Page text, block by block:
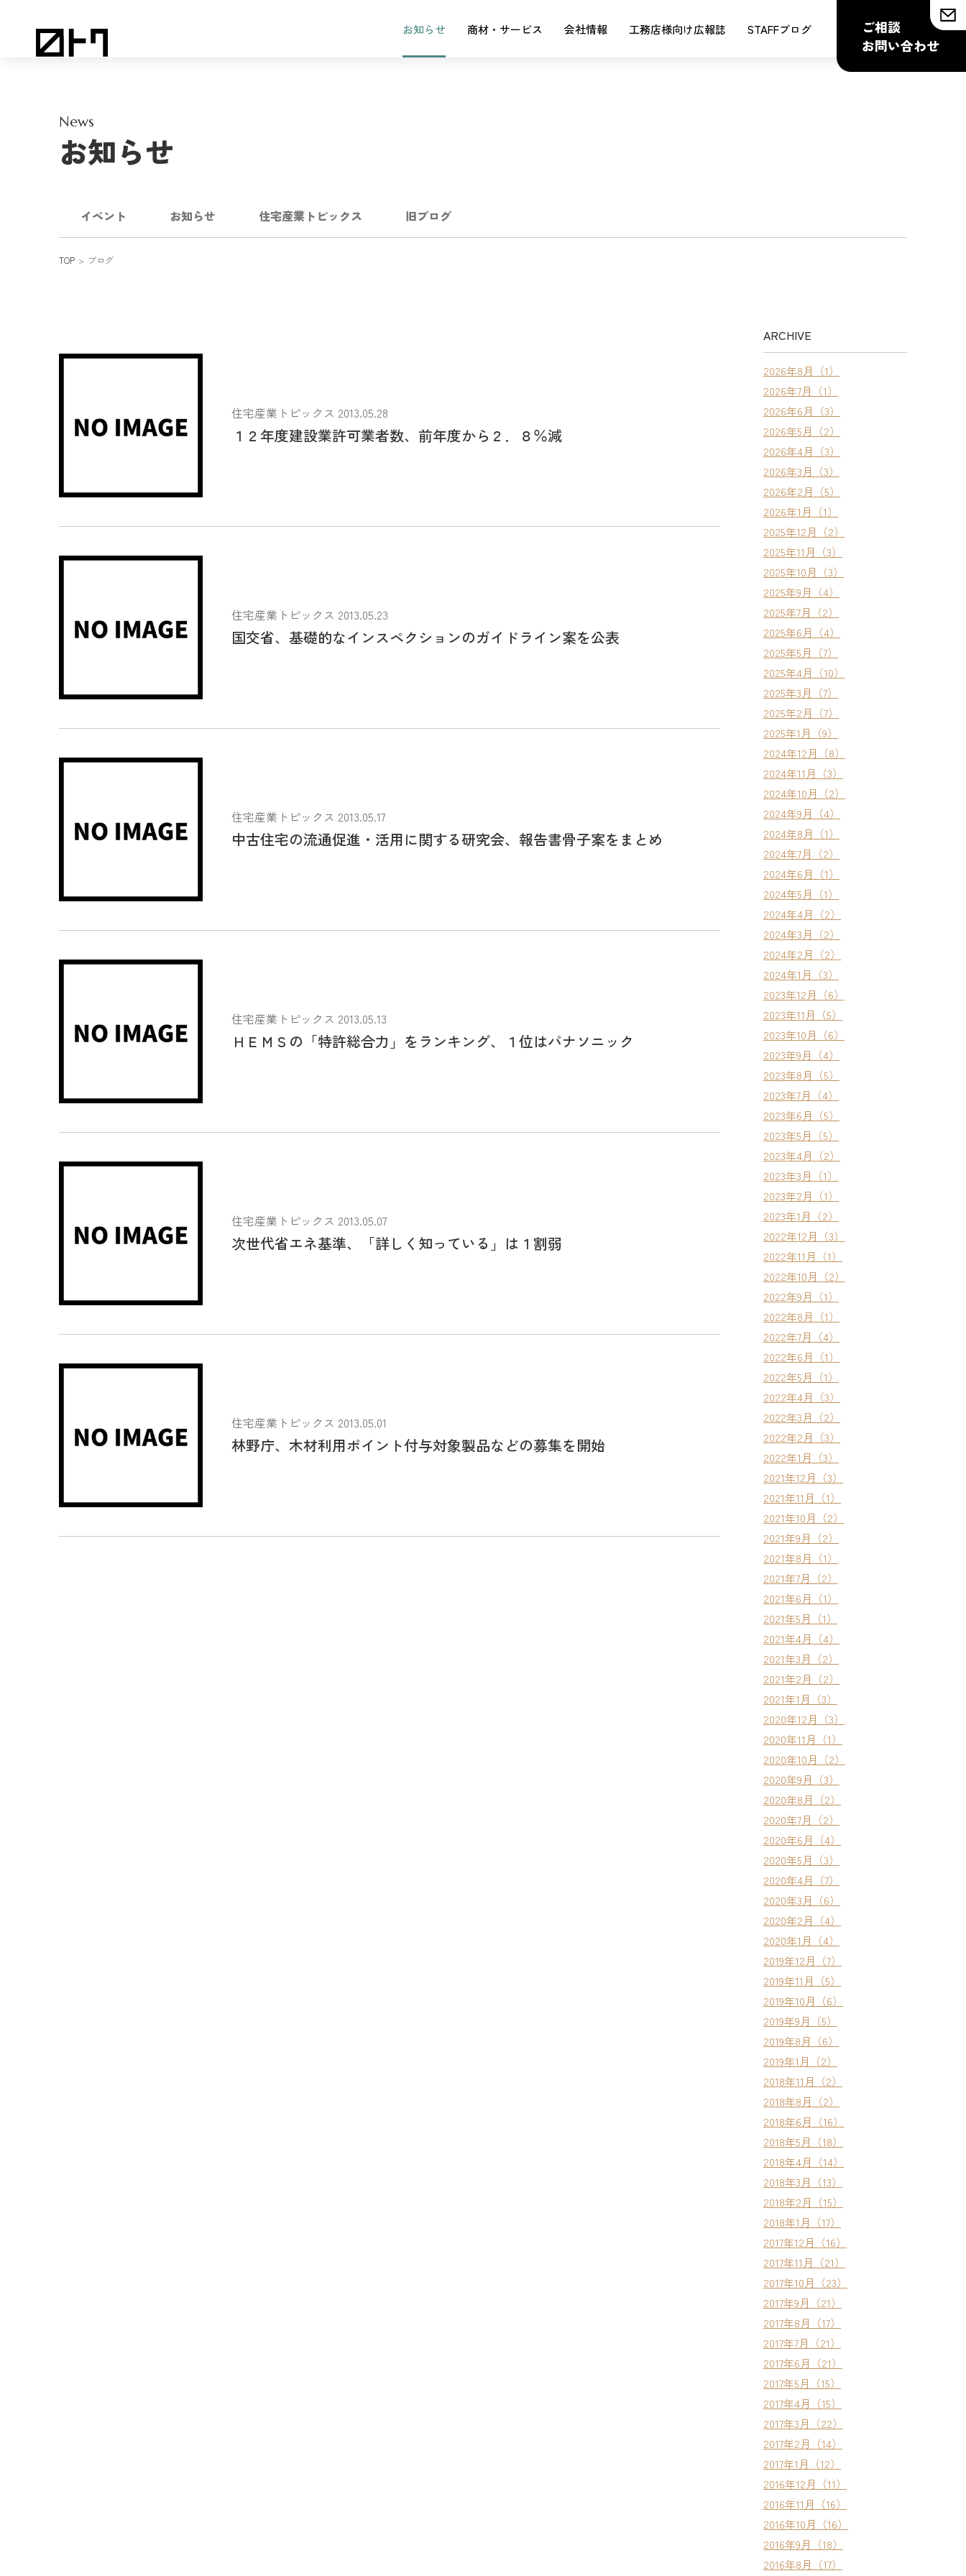
お知らせ 商材・サービス 会社情報 工務店様向け広報誌 STAFFブログ
ご相談
お問い合わせ
News
お知らせ
イベント お知らせ 住宅産業トピックス 旧ブログ
TOP ブログ
住宅産業トピックス 2013.05.28
１２年度建設業許可業者数、前年度から２．８％減
住宅産業トピックス 2013.05.23
国交省、基礎的なインスペクションのガイドライン案を公表
住宅産業トピックス 2013.05.17
中古住宅の流通促進・活用に関する研究会、報告書骨子案をまとめ
住宅産業トピックス 2013.05.13
ＨＥＭＳの「特許総合力」をランキング、１位はパナソニック
住宅産業トピックス 2013.05.07
次世代省エネ基準、「詳しく知っている」は１割弱
住宅産業トピックス 2013.05.01
林野庁、木材利用ポイント付与対象製品などの募集を開始
ARCHIVE
2026年8月（1）
2026年7月（1）
2026年6月（3）
2026年5月（2）
2026年4月（3）
2026年3月（3）
2026年2月（5）
2026年1月（1）
2025年12月（2）
2025年11月（3）
2025年10月（3）
2025年9月（4）
2025年7月（2）
2025年6月（4）
2025年5月（7）
2025年4月（10）
2025年3月（7）
2025年2月（7）
2025年1月（9）
2024年12月（8）
2024年11月（3）
2024年10月（2）
2024年9月（4）
2024年8月（1）
2024年7月（2）
2024年6月（1）
2024年5月（1）
2024年4月（2）
2024年3月（2）
2024年2月（2）
2024年1月（3）
2023年12月（6）
2023年11月（5）
2023年10月（6）
2023年9月（4）
2023年8月（5）
2023年7月（4）
2023年6月（5）
2023年5月（5）
2023年4月（2）
2023年3月（1）
2023年2月（1）
2023年1月（2）
2022年12月（3）
2022年11月（1）
2022年10月（2）
2022年9月（1）
2022年8月（1）
2022年7月（4）
2022年6月（1）
2022年5月（1）
2022年4月（3）
2022年3月（2）
2022年2月（3）
2022年1月（3）
2021年12月（3）
2021年11月（1）
2021年10月（2）
2021年9月（2）
2021年8月（1）
2021年7月（2）
2021年6月（1）
2021年5月（1）
2021年4月（4）
2021年3月（2）
2021年2月（2）
2021年1月（3）
2020年12月（3）
2020年11月（1）
2020年10月（2）
2020年9月（3）
2020年8月（2）
2020年7月（2）
2020年6月（4）
2020年5月（3）
2020年4月（7）
2020年3月（6）
2020年2月（4）
2020年1月（4）
2019年12月（7）
2019年11月（5）
2019年10月（6）
2019年9月（5）
2019年8月（6）
2019年1月（2）
2018年11月（2）
2018年8月（2）
2018年6月（16）
2018年5月（18）
2018年4月（14）
2018年3月（13）
2018年2月（15）
2018年1月（17）
2017年12月（16）
2017年11月（21）
2017年10月（23）
2017年9月（21）
2017年8月（17）
2017年7月（21）
2017年6月（21）
2017年5月（15）
2017年4月（15）
2017年3月（22）
2017年2月（14）
2017年1月（12）
2016年12月（11）
2016年11月（16）
2016年10月（16）
2016年9月（18）
2016年8月（17）